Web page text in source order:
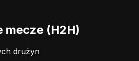
mecze (H2H)
drużyn